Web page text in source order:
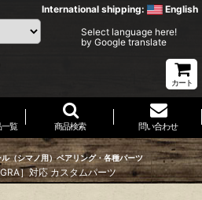
International shipping: English
Select language here!
by Google translate
カート
覧 商品検索 問い合わせ
（シマノ用）ベアリング・各種パーツ
］対応 カスタムパーツ